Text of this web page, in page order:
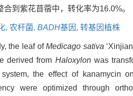
合到紫花苜蓿中，转化率为16.0%。
, 农杆菌, BADH基因, 转基因植株
the leaf ofMedicago sativa
derived from Haloxylon was
system, the effect of kanamycin
were optimized through